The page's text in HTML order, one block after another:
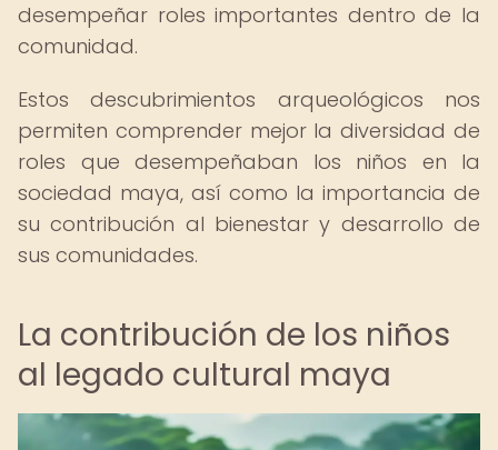
desempeñar roles importantes dentro de la
comunidad.
Estos descubrimientos arqueológicos nos
permiten comprender mejor la diversidad de
roles que desempeñaban los niños en la
sociedad maya, así como la importancia de
su contribución al bienestar y desarrollo de
sus comunidades.
La contribución de los niños
al legado cultural maya